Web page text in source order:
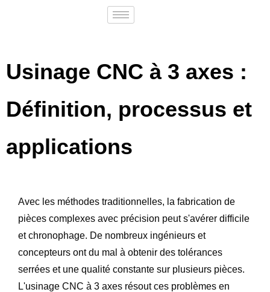
Usinage CNC à 3 axes :
Définition, processus et
applications
Avec les méthodes traditionnelles, la fabrication de
pièces complexes avec précision peut s'avérer difficile
et chronophage. De nombreux ingénieurs et
concepteurs ont du mal à obtenir des tolérances
serrées et une qualité constante sur plusieurs pièces.
L'usinage CNC à 3 axes résout ces problèmes en